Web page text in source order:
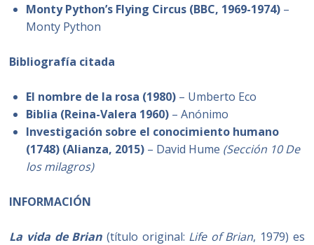
Monty Python’s Flying Circus (BBC, 1969-1974) –
Monty Python
Bibliografía citada
El nombre de la rosa (1980) – Umberto Eco
Biblia (Reina-Valera 1960) – Anónimo
Investigación sobre el conocimiento humano
(1748) (Alianza, 2015) – David Hume (Sección 10 De
los milagros)
INFORMACIÓN
La vida de Brian (título original: Life of Brian, 1979) es